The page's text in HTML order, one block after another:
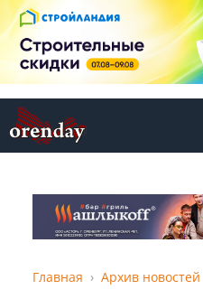
Главная Архив новостей